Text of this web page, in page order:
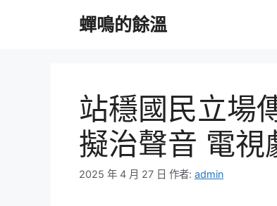
蟬鳴的餘溫
站穩國民立場
擬治聲音 電視
2025 年 4 月 27 日 作者: admin